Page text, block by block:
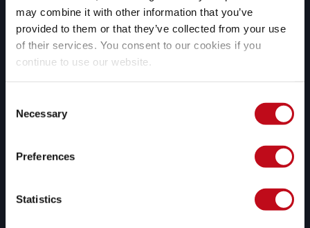
may combine it with other information that you’ve
provided to them or that they’ve collected from your use
of their services. You consent to our cookies if you
continue to use our website.
Selection
Necessary
Preferences
Statistics
Remediación asistida por IA